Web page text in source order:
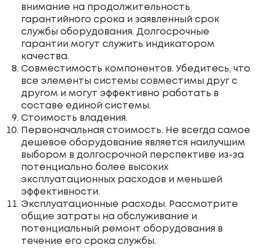
внимание на продолжительность
гарантийного срока и заявленный срок
службы оборудования. Долгосрочные
гарантии могут служить индикатором
качества.
Совместимость компонентов. Убедитесь, что
все элементы системы совместимы друг с
другом и могут эффективно работать в
составе единой системы.
Стоимость владения.
Первоначальная стоимость. Не всегда самое
дешевое оборудование является наилучшим
выбором в долгосрочной перспективе из-за
потенциально более высоких
эксплуатационных расходов и меньшей
эффективности.
Эксплуатационные расходы. Рассмотрите
общие затраты на обслуживание и
потенциальный ремонт оборудования в
течение его срока службы.